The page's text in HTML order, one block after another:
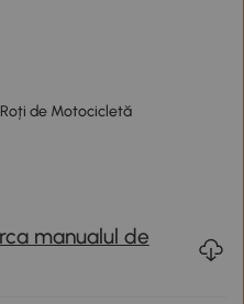
de Motocicletă
manualul de